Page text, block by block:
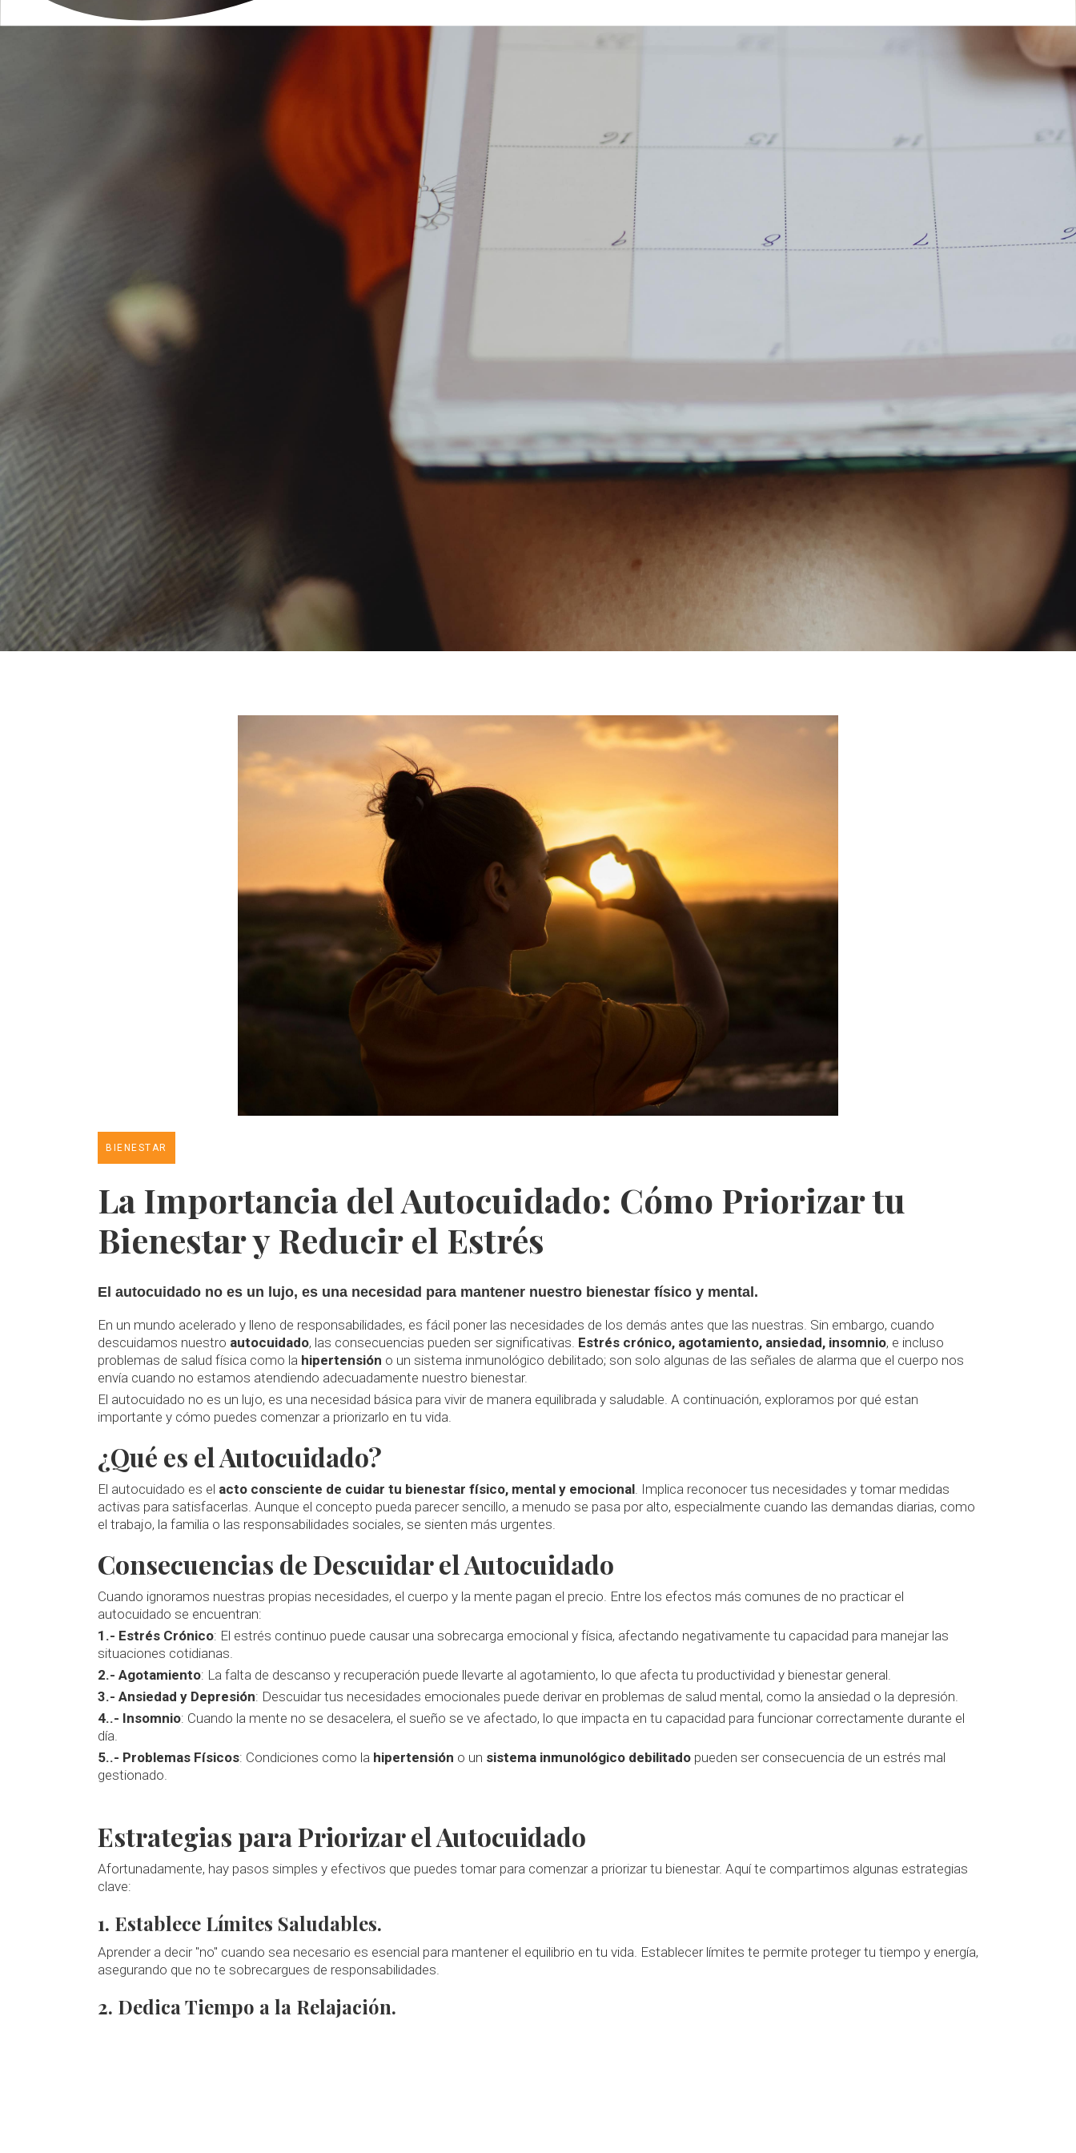
BIENESTAR
La Importancia del Autocuidado: Cómo Priorizar tu
Bienestar y Reducir el Estrés
El autocuidado no es un lujo, es una necesidad para mantener nuestro bienestar físico y mental.
En un mundo acelerado y lleno de responsabilidades, es fácil poner las necesidades de los demás antes que las nuestras. Sin embargo, cuando
descuidamos nuestro autocuidado, las consecuencias pueden ser significativas. Estrés crónico, agotamiento, ansiedad, insomnio, e incluso
problemas de salud física como la hipertensión o un sistema inmunológico debilitado; son solo algunas de las señales de alarma que el cuerpo nos
envía cuando no estamos atendiendo adecuadamente nuestro bienestar.
El autocuidado no es un lujo, es una necesidad básica para vivir de manera equilibrada y saludable. A continuación, exploramos por qué estan
importante y cómo puedes comenzar a priorizarlo en tu vida.
¿Qué es el Autocuidado?
El autocuidado es el acto consciente de cuidar tu bienestar físico, mental y emocional. Implica reconocer tus necesidades y tomar medidas
activas para satisfacerlas. Aunque el concepto pueda parecer sencillo, a menudo se pasa por alto, especialmente cuando las demandas diarias, como
el trabajo, la familia o las responsabilidades sociales, se sienten más urgentes.
Consecuencias de Descuidar el Autocuidado
Cuando ignoramos nuestras propias necesidades, el cuerpo y la mente pagan el precio. Entre los efectos más comunes de no practicar el
autocuidado se encuentran:
1.- Estrés Crónico: El estrés continuo puede causar una sobrecarga emocional y física, afectando negativamente tu capacidad para manejar las
situaciones cotidianas.
2.- Agotamiento: La falta de descanso y recuperación puede llevarte al agotamiento, lo que afecta tu productividad y bienestar general.
3.- Ansiedad y Depresión: Descuidar tus necesidades emocionales puede derivar en problemas de salud mental, como la ansiedad o la depresión.
4..- Insomnio: Cuando la mente no se desacelera, el sueño se ve afectado, lo que impacta en tu capacidad para funcionar correctamente durante el
día.
5..- Problemas Físicos: Condiciones como la hipertensión o un sistema inmunológico debilitado pueden ser consecuencia de un estrés mal
gestionado.
Estrategias para Priorizar el Autocuidado
Afortunadamente, hay pasos simples y efectivos que puedes tomar para comenzar a priorizar tu bienestar. Aquí te compartimos algunas estrategias
clave:
1. Establece Límites Saludables.
Aprender a decir "no" cuando sea necesario es esencial para mantener el equilibrio en tu vida. Establecer límites te permite proteger tu tiempo y energía,
asegurando que no te sobrecargues de responsabilidades.
2. Dedica Tiempo a la Relajación.